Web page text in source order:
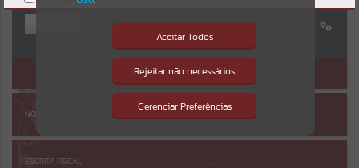
Por favor, aguarde...
Cadastre-se|Recuperar Senha
ACESSAR SEM LOGIN
NOTA FISCAL ELETRÔNICA
ESCRITA FISCAL
Aceitar Todos
Rejeitar não necessários
Gerenciar Preferências
Isto significa que diversos recursos
providenciados poderão não estar
URL DO WEB SERVICE:
https://ws-modelo.atende.net:7443/?
pg=rest&service=WNERestServiceNFSe